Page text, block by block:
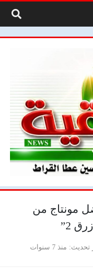
مونتاج من
2”
تحديث منذ 7 سنوات